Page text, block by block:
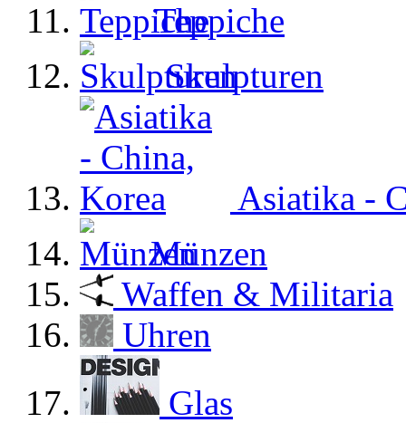
Teppiche
Skulpturen
Asiatika -
Münzen
Waffen & Militaria
Uhren
Glas